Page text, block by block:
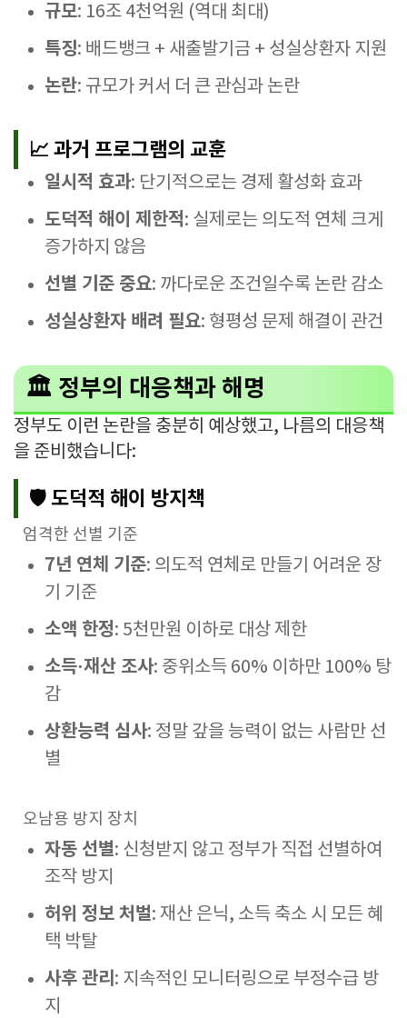
규모: 16조 4천억원 (역대 최대)
특징: 배드뱅크 + 새출발기금 + 성실상환자 지원
논란: 규모가 커서 더 큰 관심과 논란
📈 과거 프로그램의 교훈
일시적 효과: 단기적으로는 경제 활성화 효과
도덕적 해이 제한적: 실제로는 의도적 연체 크게
증가하지 않음
선별 기준 중요: 까다로운 조건일수록 논란 감소
성실상환자 배려 필요: 형평성 문제 해결이 관건
🏛️ 정부의 대응책과 해명
정부도 이런 논란을 충분히 예상했고, 나름의 대응책
을 준비했습니다:
🛡️ 도덕적 해이 방지책
엄격한 선별 기준
7년 연체 기준: 의도적 연체로 만들기 어려운 장
기 기준
소액 한정: 5천만원 이하로 대상 제한
소득·재산 조사: 중위소득 60% 이하만 100% 탕
감
상환능력 심사: 정말 갚을 능력이 없는 사람만 선
별
오남용 방지 장치
자동 선별: 신청받지 않고 정부가 직접 선별하여
조작 방지
허위 정보 처벌: 재산 은닉, 소득 축소 시 모든 혜
택 박탈
사후 관리 : 지속적인 모니터링으로 부정수급 방
지